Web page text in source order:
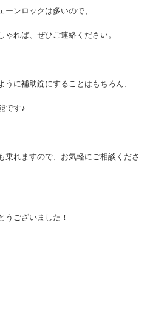
ーンロックは多いので、
れば、ぜひご連絡ください。
に補助錠にすることはもちろん、
です♪
乗れますので、お気軽にご相談くださ
うございました！